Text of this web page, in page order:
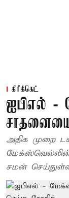
கிரிக்கெட்
ஐபிஎல் -
அதிக முறை
சமன்